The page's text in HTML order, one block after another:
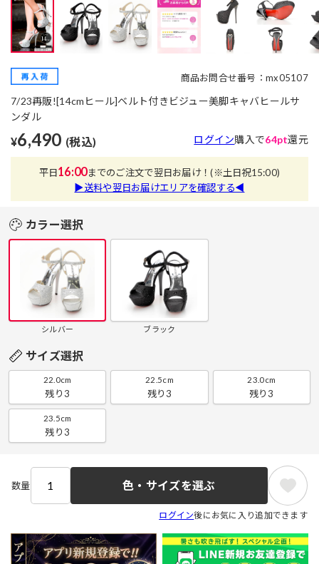
商品お問合せ番号：mx05107
7/23再販![14cmヒール]ベルト付きビジュー美脚キャバヒールサ
ンダル
¥6,490 (税込) ログイン購入で64pt還元
平日16:00までのご注文で翌日お届け！(※土日祝15:00)
▶送料や翌日お届けエリアを確認する◀
カラー選択
シルバー ブラック
サイズ選択
22.0cm
残り3
22.5cm
残り3
23.0cm
残り3
23.5cm
残り3
数量 色・サイズを選ぶ
ログイン後にお気に入り追加できます